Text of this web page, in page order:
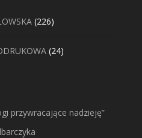
226226
2424
przywracające nadzieję”